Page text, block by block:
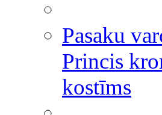
Pasaku
Princis
kostīms